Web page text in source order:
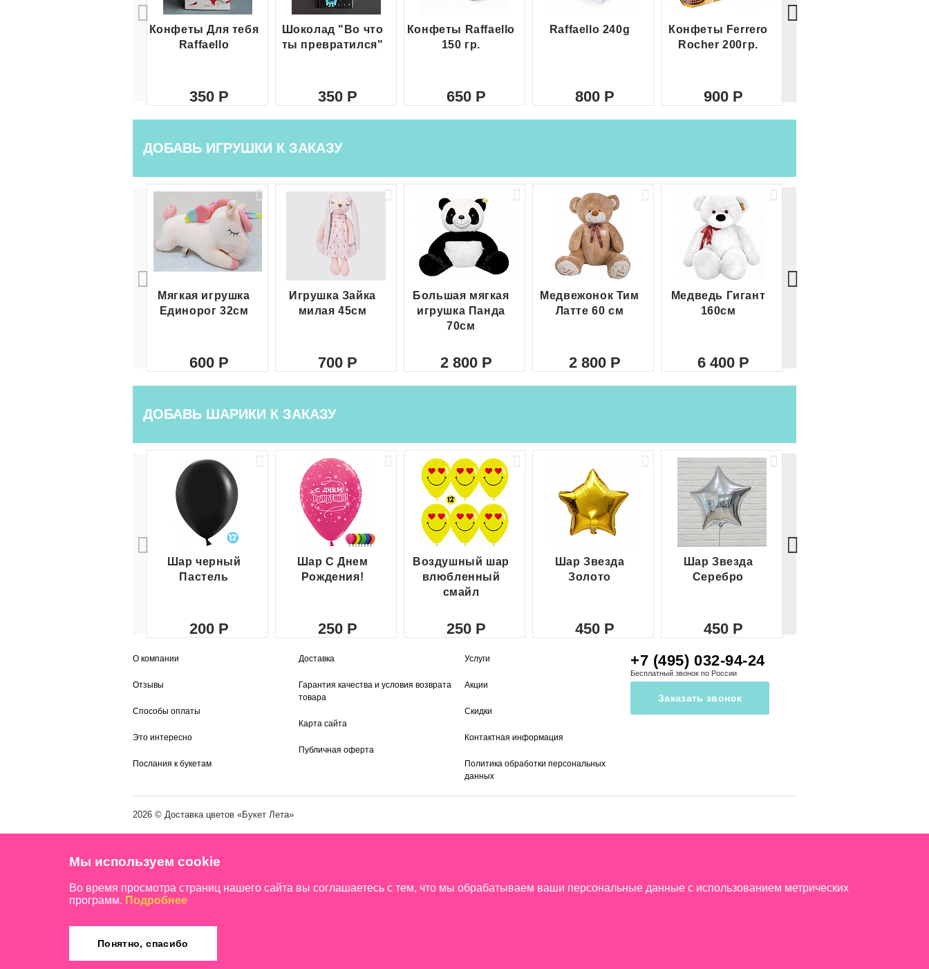
Конфеты Для тебя
Raffaello
350
Шоколад "Во что
ты превратился"
350
Конфеты Raffaello
150 гр.
650
Raffaello 240g
800
Конфеты Ferrero
Rocher 200гр.
900
ДОБАВЬ ИГРУШКИ К ЗАКАЗУ
Мягкая игрушка
Единорог 32см
600
Игрушка Зайка
милая 45см
700
Большая мягкая
игрушка Панда
70см
2 800
Медвежонок Тим
Латте 60 см
2 800
Медведь Гигант
160см
6 400
ДОБАВЬ ШАРИКИ К ЗАКАЗУ
Шар черный
Пастель
200
Шар С Днем
Рождения!
250
Воздушный шар
влюбленный
смайл
250
Шар Звезда
Золото
450
Шар Звезда
Серебро
450
О компании
Отзывы
Способы оплаты
Это интересно
Послания к букетам
Доставка
Гарантия качества и условия возврата
товара
Карта сайта
Публичная оферта
Услуги
Акции
Скидки
Контактная информация
Политика обработки персональных
данных
+7 (495) 032-94-24
Бесплатный звонок по России
Заказать звонок
2026 © Доставка цветов «Букет Лета»
Мы используем cookie
Во время просмотра страниц нашего сайта вы соглашаетесь с тем, что мы обрабатываем ваши персональные данные с использованием метрических
программ. Подробнее
Понятно, спасибо